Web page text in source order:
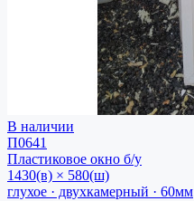
В наличии
П0641
Пластиковое окно б/у
1430(в) × 580(ш)
глухое · двухкамерный · 60мм